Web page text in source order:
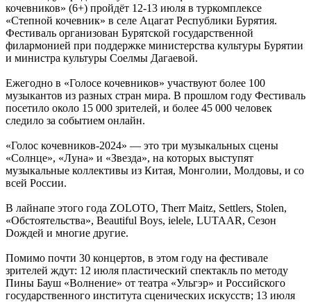
кочевников» (6+) пройдёт 12-13 июля в туркомплексе
«Степной кочевник» в селе Ацагат Республики Бурятия.
Фестиваль организован Бурятской государственной
филармонией при поддержке министерства культуры Бурятии
и министра культуры Соелмы Дагаевой.
Ежегодно в «Голосе кочевников» участвуют более 100
музыкантов из разных стран мира. В прошлом году Фестиваль
посетило около 15 000 зрителей, и более 45 000 человек
следило за событием онлайн.
«Голос кочевников-2024» — это три музыкальных сцены
«Солнце», «Луна» и «Звезда», на которых выступят
музыкальные коллективы из Китая, Монголии, Молдовы, и со
всей России.
В лайнапе этого года ZOLOTO, Therr Maitz, Settlers, Stolen,
«Обстоятельства», Beautiful Boys, ielele, LUTAAR, Сезон
Dождей и многие другие.
Помимо почти 30 концертов, в этом году на фестивале
зрителей ждут: 12 июля пластический спектакль по методу
Пины Бауш «Волнение» от театра «Ульгэр» и Российского
государственного института сценических искусств; 13 июля